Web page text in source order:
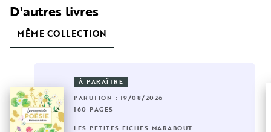
D'autres livres
MÊME COLLECTION
À PARAÎTRE
PARUTION : 19/08/2026
160 PAGES
LES PETITES FICHES MARABOUT